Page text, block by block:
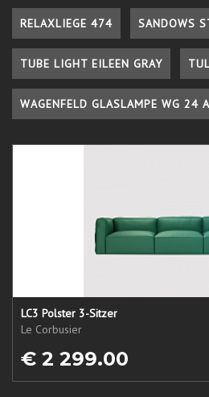
RELAXLIEGE 474 SANDOWS
TUBE LIGHT EILEEN GRAY
WAGENFELD GLASLAMPE WG 24
LC3 Polster 3-Sitzer
Le Corbusier
€ 2 299.00